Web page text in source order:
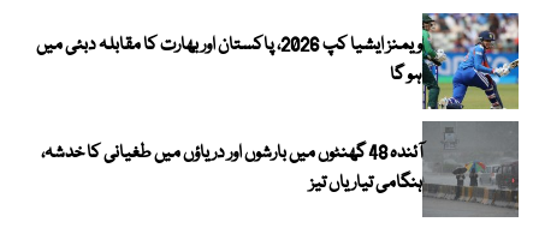
ویمنز ایشیا کپ 2026، پاکستان اور بھارت کا مقابلہ دبئی میں
ہو گا
آئندہ 48 گھنٹوں میں بارشوں اور دریاؤں میں طغیانی کا خدشہ،
ہنگامی تیاریاں تیز